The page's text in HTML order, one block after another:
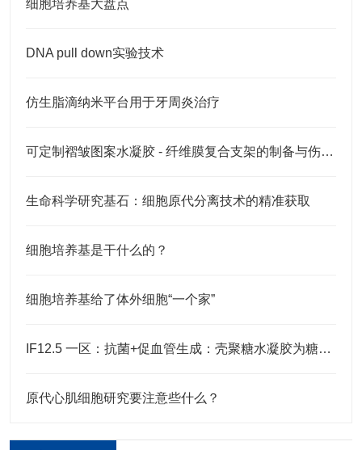
细胞培养基大盘点
DNA pull down实验技术
仿生脂滴纳米平台用于牙周炎治疗
可定制褶皱图案水凝胶 - 纤维膜复合支架的制备与伤口愈合应用
生命科学研究基石：细胞原代分离技术的精准获取
细胞培养基是干什么的？
细胞培养基给了体外细胞“一个家”
IF12.5 一区：抗菌+促血管生成：壳聚糖水凝胶为糖尿病足治疗注入新希望
原代心肌细胞研究要注意些什么？